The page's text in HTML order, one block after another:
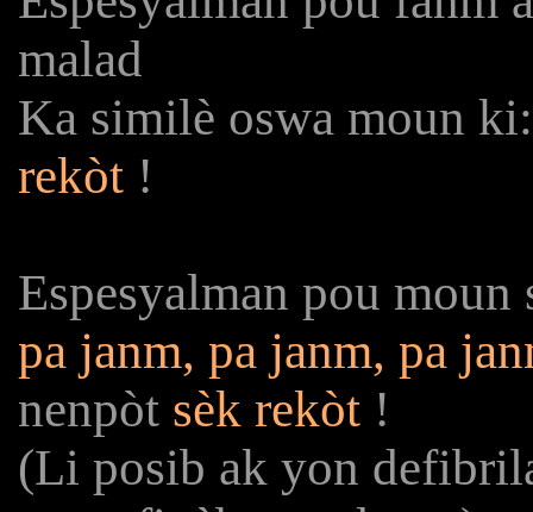
malad
Ka similè oswa moun
rekòt !
Espesyalman pou
pa janm, pa janm, pa
nenpòt sèk rekòt !
(Li posib ak yon